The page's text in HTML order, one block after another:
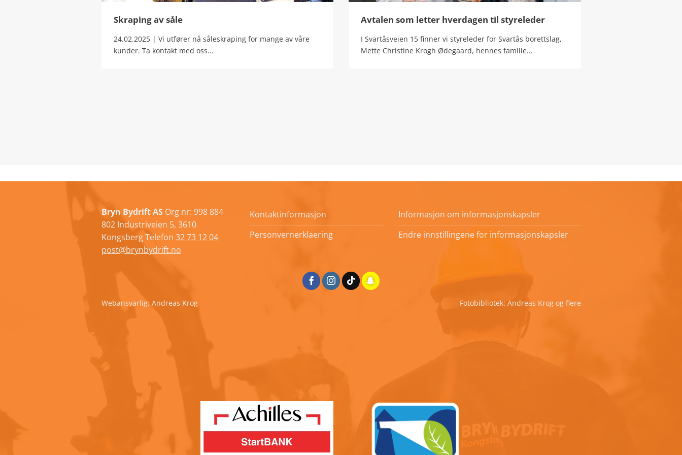
Skraping av såle
24.02.2025 | Vi utfører nå såleskraping for mange av våre
kunder. Ta kontakt med oss...
Avtalen som letter hverdagen til styreleder
I Svartåsveien 15 finner vi styreleder for Svartås borettslag,
Mette Christine Krogh Ødegaard, hennes familie...
Bryn Bydrift AS Org nr: 998 884
802 Industriveien 5, 3610
Kongsberg Telefon 32 73 12 04
post@brynbydrift.no
Kontaktinformasjon
Personvernerklaering
Informasjon om informasjonskapsler
Endre innstillingene for informasjonskapsler
Webansvarlig: Andreas Krog Fotobibliotek: Andreas Krog og flere